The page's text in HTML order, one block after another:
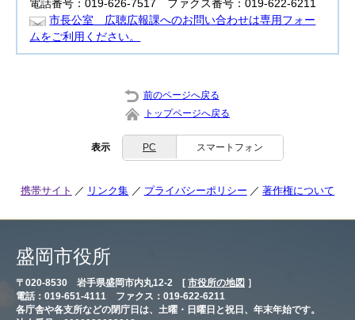
電話番号：019-626-7517 ファクス番号：019-622-6211
市長公室 広聴広報課へのお問い合わせは専用フォー
ムをご利用ください。
前のページへ戻る
トップページへ戻る
表示 PC スマートフォン
携帯サイト リンク集 プライバシーポリシー 著作権について
盛岡市役所
〒020-8530 岩手県盛岡市内丸12-2 [ 市役所の地図 ］
電話：019-651-4111 ファクス：019-622-6211
各庁舎や各支所などの閉庁日は、土曜・日曜日と祝日、年末年始です。